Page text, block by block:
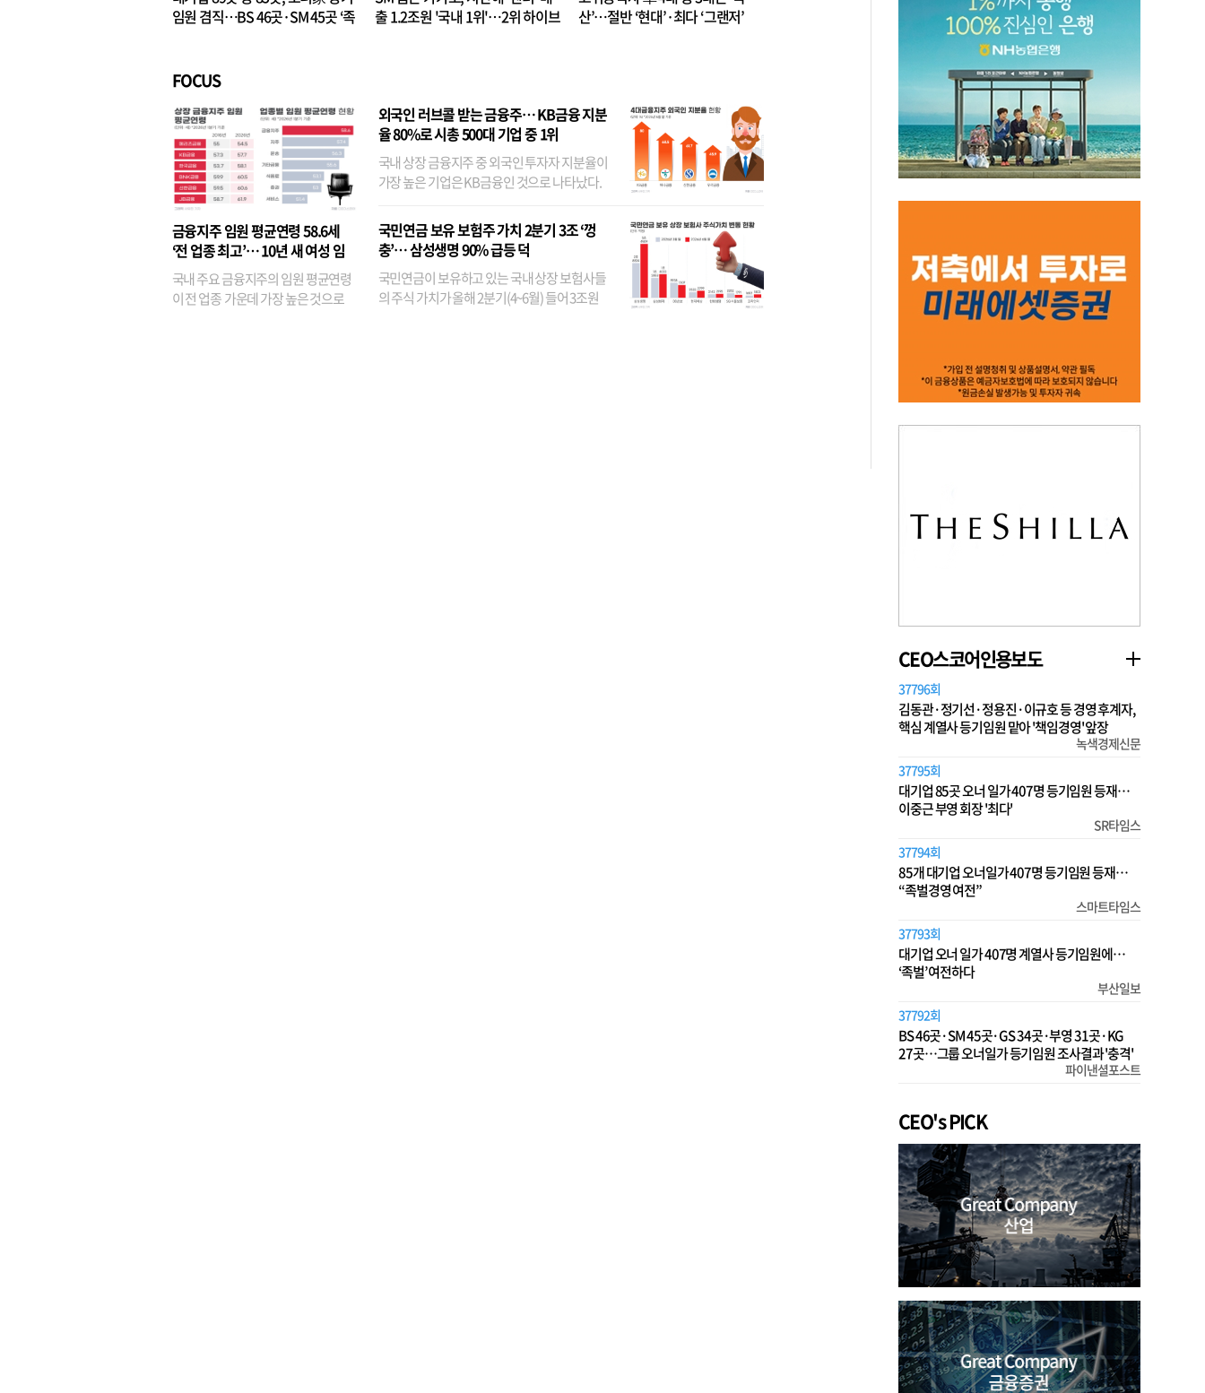
임원 겸직…BS 46곳·SM 45곳 ‘족
출 1.2조원 '국내 1위'…2위 하이브
산’…절반 ‘현대’·최다 ‘그랜저’
FOCUS
금융지주 임원 평균연령 58.6세
‘전 업종 최고’… 10년 새 여성 임
원은 14배 껑충
국내 주요 금융지주의 임원 평균연령
이 전 업종 가운데 가장 높은 것으로
외국인 러브콜 받는 금융주… KB금융 지분
율 80%로 시총 500대 기업 중 1위
국내 상장 금융지주 중 외국인 투자자 지분율이
가장 높은 기업은 KB금융인 것으로 나타났다.
융이었다. 특히 KB금융은 지난달 말 기준 해외
기관투자자 지분율이...
국민연금 보유 보험주 가치 2분기 3조 ‘껑
충’… 삼성생명 90% 급등 덕
국민연금이 보유하고 있는 국내 상장 보험사들
의 주식 가치가 올해 2분기(4~6월) 들어 3조원
CEO스코어인용보도
37796회
김동관·정기선·정용진·이규호 등 경영 후계자,
핵심 계열사 등기임원 맡아 '책임경영' 앞장
녹색경제신문
37795회
대기업 85곳 오너 일가 407명 등기임원 등재…
이중근 부영 회장 '최다'
SR타임스
37794회
85개 대기업 오너일가 407명 등기임원 등재…
“족벌경영 여전”
스마트타임스
37793회
대기업 오너 일가 407명 계열사 등기임원에…
‘족벌’ 여전하다
부산일보
37792회
BS 46곳·SM 45곳·GS 34곳·부영 31곳·KG
27곳…그룹 오너일가 등기임원 조사결과 '충격'
파이낸셜포스트
CEO's PICK